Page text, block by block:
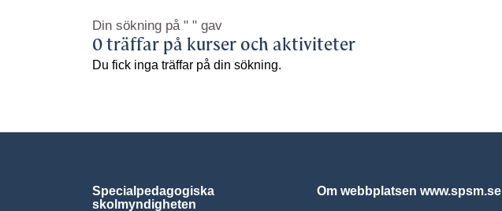
Din sökning på " " gav
0 träffar på kurser och aktiviteter
Du fick inga träffar på din sökning.
Specialpedagogiska
skolmyndigheten
Om webbplatsen www.spsm.se